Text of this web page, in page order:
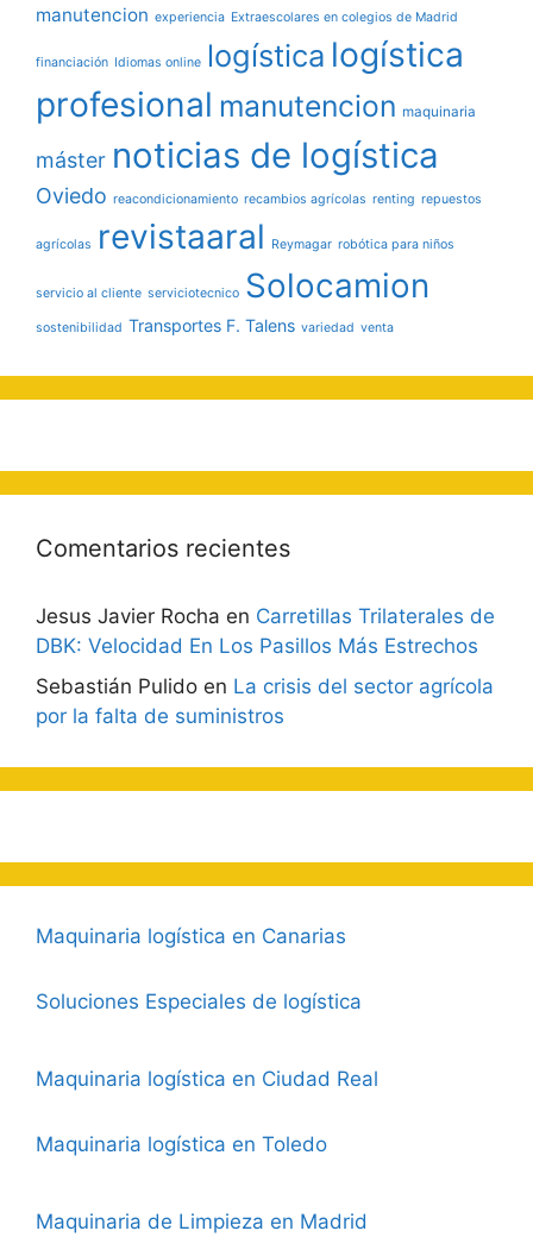
manutencion experiencia Extraescolares en colegios de Madrid
financiación Idiomas online logística logística
profesional manutencion maquinaria
máster noticias de logística
Oviedo reacondicionamiento recambios agrícolas renting repuestos
agrícolas revistaaral Reymagar robótica para niños
servicio al cliente serviciotecnico Solocamion
sostenibilidad Transportes F. Talens variedad venta
Comentarios recientes
Jesus Javier Rocha en Carretillas Trilaterales de
DBK: Velocidad En Los Pasillos Más Estrechos
Sebastián Pulido en La crisis del sector agrícola
por la falta de suministros
Maquinaria logística en Canarias
Soluciones Especiales de logística
Maquinaria logística en Ciudad Real
Maquinaria logística en Toledo
Maquinaria de Limpieza en Madrid